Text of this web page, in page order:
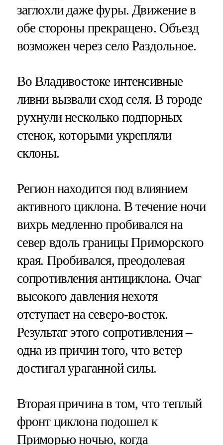
заглохли даже фуры. Движение в
обе стороны прекращено. Объезд
возможен через село Раздольное.
Во Владивостоке интенсивные
ливни вызвали сход селя. В городе
рухнули несколько подпорных
стенок, которыми укрепляли
склоны.
Регион находится под влиянием
активного циклона. В течение ночи
вихрь медленно пробивался на
север вдоль границы Приморского
края. Пробивался, преодолевая
сопротивления антициклона. Очаг
высокого давления нехотя
отступает на северо-восток.
Результат этого сопротивления –
одна из причин того, что ветер
достигал ураганной силы.
Вторая причина в том, что теплый
фронт циклона подошел к
Приморью ночью, когда